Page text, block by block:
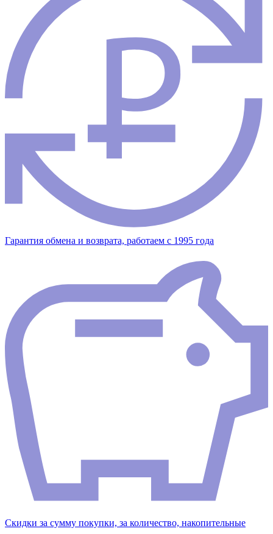
Гарантия обмена и возврата, работаем с 1995 года
Скидки за сумму покупки, за количество, накопительные